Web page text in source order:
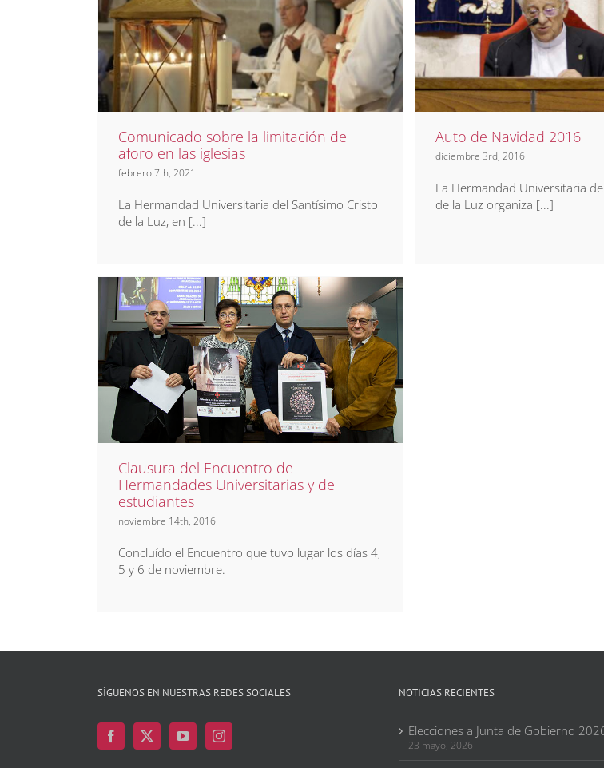
Comunicado sobre la
limitación de aforo en las
iglesias
Noticias Prensa
Comunicado sobre la limitación de
aforo en las iglesias
febrero 7th, 2021
La Hermandad Universitaria del Santísimo Cristo
de la Luz, en [...]
Auto de
Eventos Noticias
Auto de Navidad 2016
diciembre 3rd, 2016
La Hermandad Universitaria
de la Luz organiza [...]
Clausura del Encuentro de
Hermandades Universitarias y
de estudiantes
75 Aniversario Eventos Noticias Prensa
Clausura del Encuentro de
Hermandades Universitarias y de
estudiantes
noviembre 14th, 2016
Concluído el Encuentro que tuvo lugar los días 4,
5 y 6 de noviembre.
SÍGUENOS EN NUESTRAS REDES SOCIALES NOTICIAS RECIENTES
Elecciones a Junta de Gobierno
23 mayo, 2026